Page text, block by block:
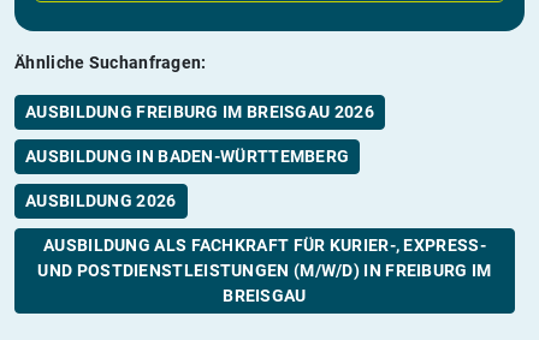
Ähnliche Suchanfragen:
AUSBILDUNG FREIBURG IM BREISGAU 2026
AUSBILDUNG IN BADEN-WÜRTTEMBERG
AUSBILDUNG 2026
AUSBILDUNG ALS FACHKRAFT FÜR KURIER-, EXPRESS-
UND POSTDIENSTLEISTUNGEN (M/W/D) IN FREIBURG IM
BREISGAU